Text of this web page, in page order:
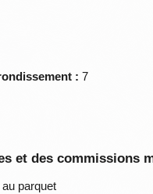
: 7
et des commissions
parquet